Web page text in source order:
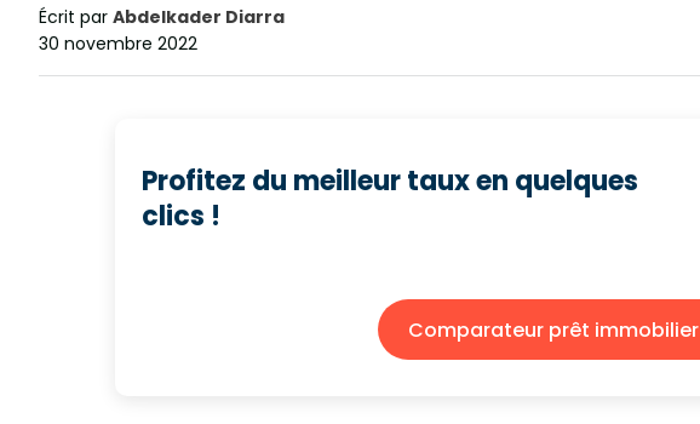
Écrit par Abdelkader Diarra
30 novembre 2022
Profitez du meilleur taux en quelques
clics !
Comparateur prêt immobilier